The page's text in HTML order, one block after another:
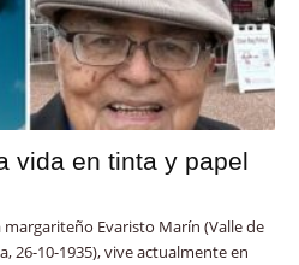
vida en tinta y papel
margariteño Evaristo Marín (Valle de
26-10-1935), vive actualmente en